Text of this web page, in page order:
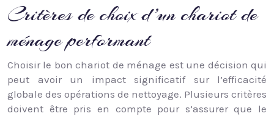
Critères de choix d’un chariot de
ménage performant
Choisir le bon chariot de ménage est une décision qui
peut avoir un impact significatif sur l’efficacité
globale des opérations de nettoyage. Plusieurs critères
doivent être pris en compte pour s’assurer que le